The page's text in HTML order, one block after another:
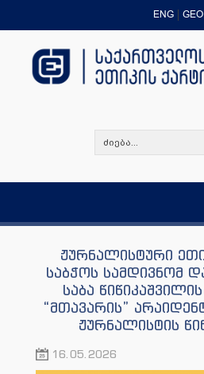
ENG GEO
ჟურნალისტური
საბჭოს სამდივნომ
საბა
“მთავარის”
ჟურნალისტის
16.05.2026